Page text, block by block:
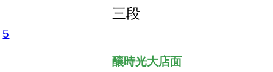
三段
店長推薦
5
釀時光大店面